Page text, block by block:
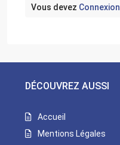
Vous devez Connexion
DÉCOUVREZ AUSSI
Accueil
Mentions Légales